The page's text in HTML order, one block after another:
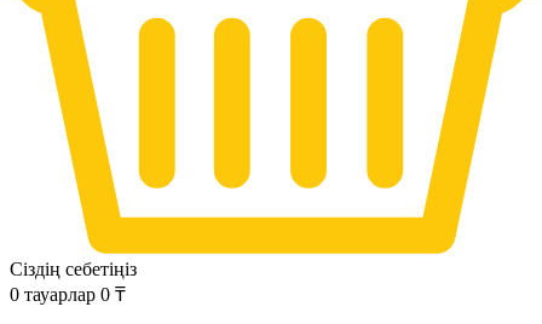
Сіздің себетіңіз
0 тауарлар 0 ₸